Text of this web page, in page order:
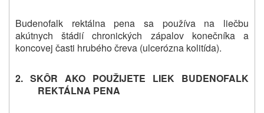
Budenofalk rektálna pena sa používa na liečbu
akútnych štádií chronických zápalov konečníka a
koncovej časti hrubého čreva (ulcerózna kolitída).
2. SKÔR AKO POUŽIJETE LIEK BUDENOFALK
REKTÁLNA PENA